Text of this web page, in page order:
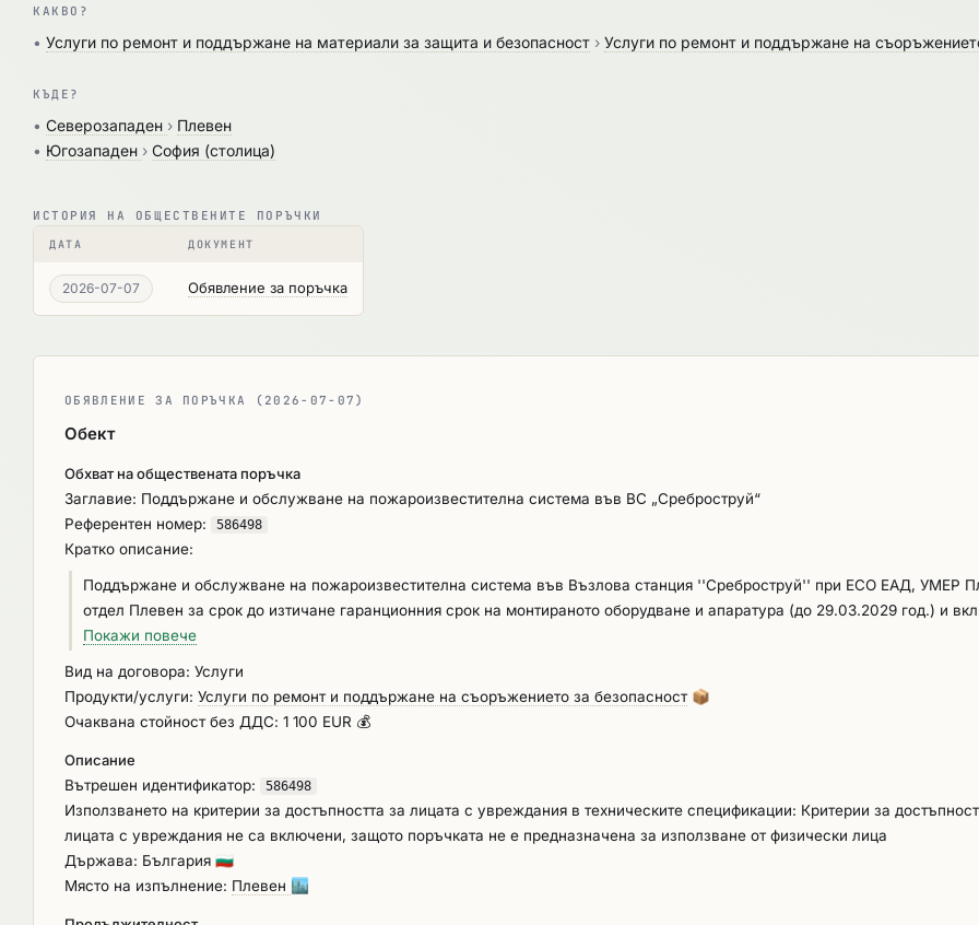
КАКВО?
• Услуги по ремонт и поддържане на материали за защита и безопасност › Услуги по ремонт и поддържане на
КЪДЕ?
• Северозападен › Плевен
• Югозападен › София (столица)
ИСТОРИЯ НА ОБЩЕСТВЕНИТЕ ПОРЪЧКИ
ДАТА ДОКУМЕНТ
2026-07-07 Обявление за поръчка
ОБЯВЛЕНИЕ ЗА ПОРЪЧКА (2026-07-07)
Обект
Обхват на обществената поръчка
Заглавие: Поддържане и обслужване на пожароизвестителна система във ВС „Среброструй“
Референтен номер:
586498
Кратко описание:
Поддържане и обслужване на пожароизвестителна система във Възлова станция ''Среброструй'' при ЕСО ЕАД, УМЕР
отдел Плевен за срок до изтичане гаранционния срок на монтираното оборудване и апаратура (до 29.03.2029 год.) и
Първоначална профилактика, осигуряване на пълна работоспособност и функционалност на системата за
Покажи повече
Вид на договора: Услуги
Продукти/услуги: Услуги по ремонт и поддържане на съоръжението за безопасност 📦
Очаквана стойност без ДДС: 1 100 EUR 💰
Описание
Вътрешен идентификатор:
586498
Използването на критерии за достъпността за лицата с увреждания в техническите спецификации: Критерии за
лицата с увреждания не са включени, защото поръчката не е предназначена за използване от физически лица
Държава: България 🇧🇬
Място на изпълнение: Плевен 🏙️